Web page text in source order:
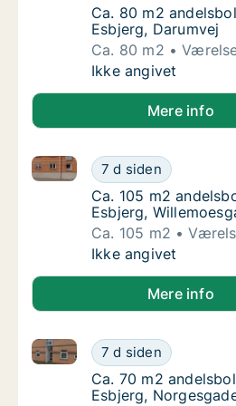
Ca. 80 m2
Ca. 80 m2
Esbjerg, Darumvej
Ca. 80 m2
Ca. 80 m2
Ikke angivet
Mere info
Ca. 105 m2
7 d siden
Ca. 105 m2 andelsbolig til
Ca. 105 m2
Ca. 105 m2
Esbjerg,
Ca. 105 m2
Ca. 105 m2
Ikke angivet
Mere info
Ca. 70 m2
7 d siden
Ca. 70 m2 andelsbolig til
Ca. 70 m2
Ca. 70 m2
Esbjerg,